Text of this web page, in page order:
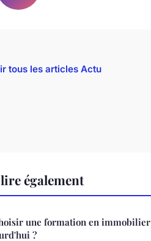
tous les articles Actu
également
une formation en immobilier
?